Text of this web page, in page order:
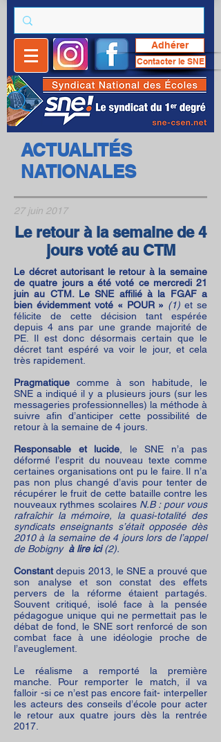
Adhérer
Contacter le SNE
ACTUALITÉS
NATIONALES
27 juin 2017
Le retour à la semaine de 4
jours voté au CTM
Le décret autorisant le retour à la semaine
de quatre jours a été voté ce mercredi 21
juin au CTM. Le SNE affilié à la FGAF a
bien évidemment voté « POUR » (1) et se
félicite de cette décision tant espérée
depuis 4 ans par une grande majorité de
PE. Il est donc désormais certain que le
décret tant espéré va voir le jour, et cela
très rapidement.
Pragmatiquecomme à son habitude, le
SNE a indiqué il y a plusieurs jours (sur les
messageries professionnelles) la méthode à
suivre afin d’anticiper cette possibilité de
retour à la semaine de 4 jours.
Responsable et lucide , le SNE n’a pas
déformé l’esprit du nouveau texte comme
certaines organisations ont pu le faire. Il n’a
pas non plus changé d’avis pour tenter de
récupérer le fruit de cette bataille contre les
nouveaux rythmes scolaires N.B : pour vous
rafraîchir la mémoire, la quasi-totalité des
syndicats enseignants s’était opposée dès
2010 à la semaine de 4 jours lors de l’appel
de Bobigny à lire ici(2).
Constantdepuis 2013, le SNE a prouvé que
son analyse et son constat des effets
pervers de la réforme étaient partagés.
Souvent critiqué, isolé face à la pensée
pédagogue unique qui ne permettait pas le
débat de fond, le SNE sort renforcé de son
combat face à une idéologie proche de
l’aveuglement.
Le réalisme a remporté la première
manche. Pour remporter le match, il va
falloir -si ce n’est pas encore fait- interpeller
les acteurs des conseils d’école pour acter
le retour aux quatre jours dès la rentrée
2017.